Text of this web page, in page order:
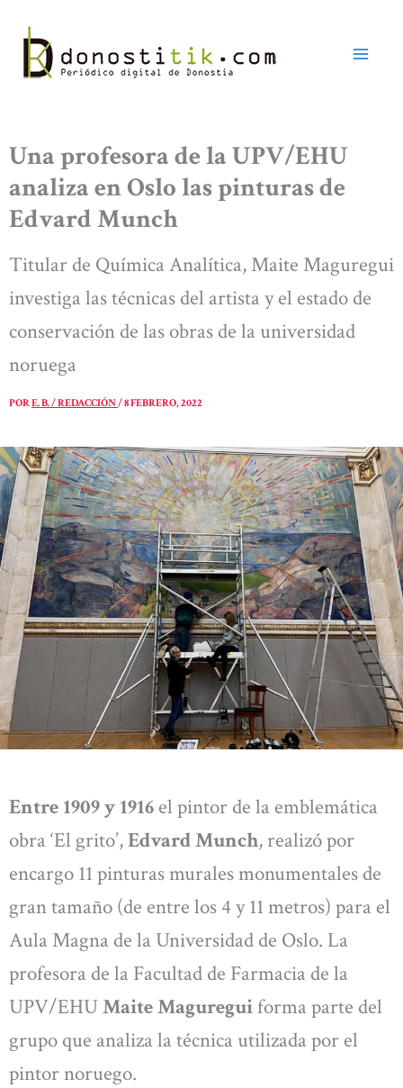
contenido
Una profesora de la UPV/EHU
analiza en Oslo las pinturas de
Edvard Munch
Titular de Química Analítica, Maite Maguregui
investiga las técnicas del artista y el estado de
conservación de las obras de la universidad
noruega
PORE. B. / REDACCIÓN/8 FEBRERO, 2022
Entre 1909 y 1916 el pintor de la emblemática
obra ‘El grito’,Edvard Munch, realizó por
encargo 11 pinturas murales monumentales de
gran tamaño (de entre los 4 y 11 metros) para el
Aula Magna de la Universidad de Oslo. La
profesora de la Facultad de Farmacia de la
UPV/EHUMaite Magureguiforma parte del
grupo que analiza la técnica utilizada por el
pintor noruego.